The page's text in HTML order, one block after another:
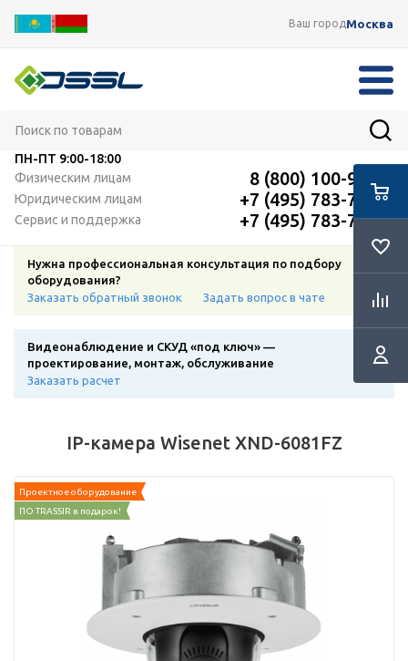
Ваш городМосква
ПН-ПТ 9:00-18:00
Физическим лицам
8 (800) 100-91-12
Юридическим лицам +7 (495) 783-72-87
Сервис и поддержка +7 (495) 783-72-87
Нужна профессиональная консультация по подбору
оборудования?
Заказать обратный звонок
Задать вопрос в чате
Видеонаблюдение и СКУД «под ключ» —
проектирование, монтаж, обслуживание
Заказать расчет
IP-камера Wisenet XND-6081FZ
Проектное оборудование
ПО TRASSIR в подарок!